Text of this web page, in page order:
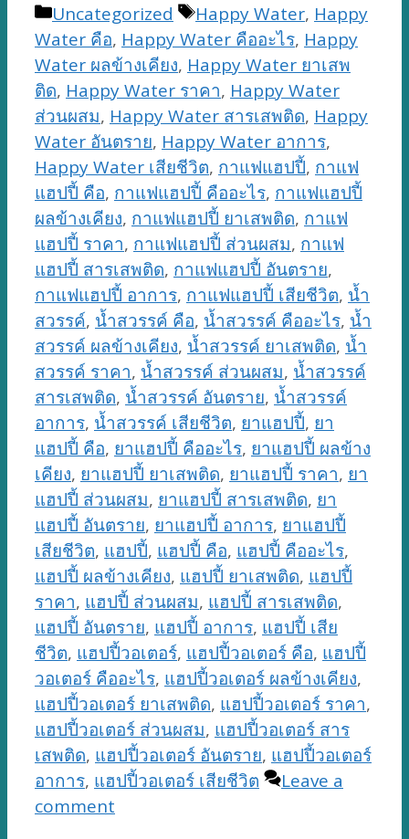
Categories
Uncategorized Tags
Happy Water, Happy
Water คือ, Happy Water คืออะไร, Happy
Water ผลข้างเคียง, Happy Water ยาเสพ
ติด, Happy Water ราคา, Happy Water
ส่วนผสม, Happy Water สารเสพติด, Happy
Water อันตราย, Happy Water อาการ,
Happy Water เสียชีวิต, กาแฟแฮปปี้, กาแฟ
แฮปปี้ คือ, กาแฟแฮปปี้ คืออะไร, กาแฟแฮปปี้
ผลข้างเคียง, กาแฟแฮปปี้ ยาเสพติด, กาแฟ
แฮปปี้ ราคา, กาแฟแฮปปี้ ส่วนผสม, กาแฟ
แฮปปี้ สารเสพติด, กาแฟแฮปปี้ อันตราย,
กาแฟแฮปปี้ อาการ, กาแฟแฮปปี้ เสียชีวิต, น้ำ
สวรรค์, น้ำสวรรค์ คือ, น้ำสวรรค์ คืออะไร, น้ำ
สวรรค์ ผลข้างเคียง, น้ำสวรรค์ ยาเสพติด, น้ำ
สวรรค์ ราคา, น้ำสวรรค์ ส่วนผสม, น้ำสวรรค์
สารเสพติด, น้ำสวรรค์ อันตราย, น้ำสวรรค์
อาการ, น้ำสวรรค์ เสียชีวิต, ยาแฮปปี้, ยา
แฮปปี้ คือ, ยาแฮปปี้ คืออะไร, ยาแฮปปี้ ผลข้าง
เคียง, ยาแฮปปี้ ยาเสพติด, ยาแฮปปี้ ราคา, ยา
แฮปปี้ ส่วนผสม, ยาแฮปปี้ สารเสพติด, ยา
แฮปปี้ อันตราย, ยาแฮปปี้ อาการ, ยาแฮปปี้
เสียชีวิต, แฮปปี้, แฮปปี้ คือ, แฮปปี้ คืออะไร,
แฮปปี้ ผลข้างเคียง, แฮปปี้ ยาเสพติด, แฮปปี้
ราคา, แฮปปี้ ส่วนผสม, แฮปปี้ สารเสพติด,
แฮปปี้ อันตราย, แฮปปี้ อาการ, แฮปปี้ เสีย
ชีวิต, แฮปปี้วอเตอร์, แฮปปี้วอเตอร์ คือ, แฮปปี้
วอเตอร์ คืออะไร, แฮปปี้วอเตอร์ ผลข้างเคียง,
แฮปปี้วอเตอร์ ยาเสพติด, แฮปปี้วอเตอร์ ราคา,
แฮปปี้วอเตอร์ ส่วนผสม, แฮปปี้วอเตอร์ สาร
เสพติด, แฮปปี้วอเตอร์ อันตราย, แฮปปี้วอเตอร์
อาการ, แฮปปี้วอเตอร์ เสียชีวิต
Leave a
comment